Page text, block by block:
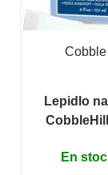
Cobble
Lepidlo
En